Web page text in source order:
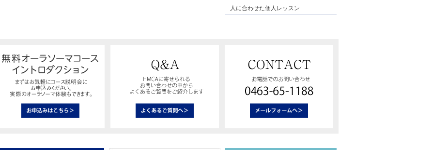
人に合わせた個人レッスン